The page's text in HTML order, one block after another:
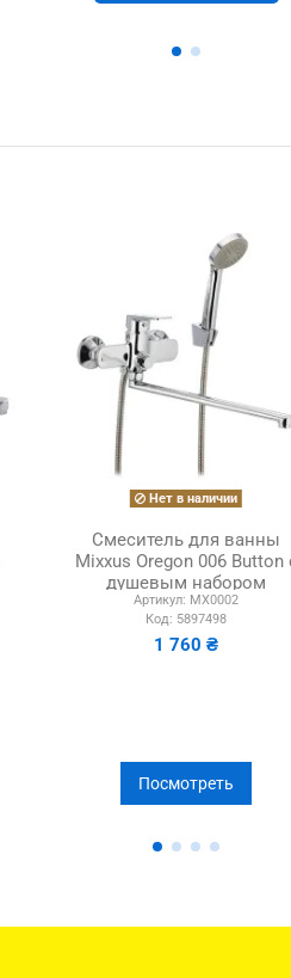
Нет в наличии
Смеситель для ванны
Mixxus Oregon 006 Button
душевым набором
Артикул: MX0002
Код: 5897498
1 760 ₴
Посмотреть